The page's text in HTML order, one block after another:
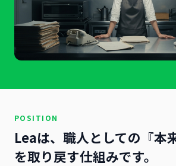
POSITION
Leaは、職人としての『本
を取り戻す仕組みです。